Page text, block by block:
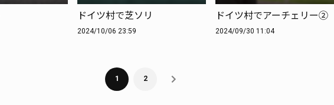
ドイツ村で芝ソリ
2024/10/06 23:59
ドイツ村でアーチェリー②
2024/09/30 11:04
1 2